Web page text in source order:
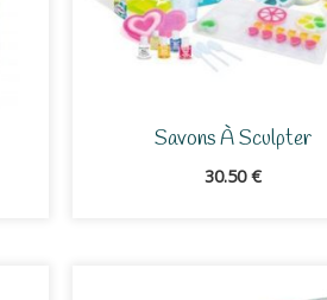
Savons À Sculpter
30.50€